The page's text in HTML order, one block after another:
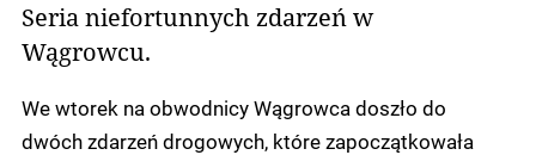
Seria niefortunnych zdarzeń w
Wągrowcu.
We wtorek na obwodnicy Wągrowca doszło do
dwóch zdarzeń drogowych, które zapoczątkowała